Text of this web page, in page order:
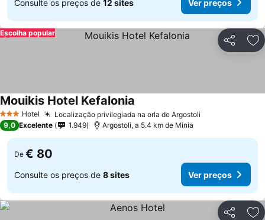
Consulte os preços de 12 sites Ver preços
Partilhar
Escolha popular
3 EstrelasHotel Localização privilegiada na orla de Argostoli
Mouikis Hotel Kefalonia
9,0 Excelente 1.949 Argostoli, a 5.4 km de Minia
De € 80
Consulte os preços de 8 sites Ver preços
Partilhar